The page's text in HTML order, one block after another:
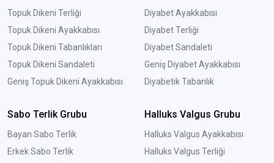
Topuk Dikeni Terliği
Topuk Dikeni Ayakkabısı
Topuk Dikeni Tabanlıkları
Topuk Dikeni Sandaleti
Geniş Topuk Dikeni Ayakkabısı
Diyabet Ayakkabısı
Diyabet Terliği
Diyabet Sandaleti
Geniş Diyabet Ayakkabısı
Diyabetik Tabanlık
Sabo Terlik Grubu
Bayan Sabo Terlik
Erkek Sabo Terlik
Halluks Valgus Grubu
Halluks Valgus Ayakkabısı
Halluks Valgus Terliği